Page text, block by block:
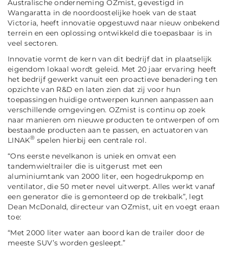
Australische onderneming OZmist, gevestigd in
Wangaratta in de noordoostelijke hoek van de staat
Victoria, heeft innovatie opgestuwd naar nieuw onbekend
terrein en een oplossing ontwikkeld die toepasbaar is in
veel sectoren.
Innovatie vormt de kern van dit bedrijf dat in plaatselijk
eigendom lokaal wordt geleid. Met 20 jaar ervaring heeft
het bedrijf gewerkt vanuit een proactieve benadering ten
opzichte van R&D en laten zien dat zij voor hun
toepassingen huidige ontwerpen kunnen aanpassen aan
verschillende omgevingen. OZmist is continu op zoek
naar manieren om nieuwe producten te ontwerpen of om
bestaande producten aan te passen, en actuatoren van
LINAK® spelen hierbij een centrale rol.
“Ons eerste nevelkanon is uniek en omvat een
tandemwieltrailer die is uitgerust met een
aluminiumtank van 2000 liter, een hogedrukpomp en
ventilator, die 50 meter nevel uitwerpt. Alles werkt vanaf
een generator die is gemonteerd op de trekbalk”, legt
Dean McDonald, directeur van OZmist, uit en voegt eraan
toe:
“Met 2000 liter water aan boord kan de trailer door de
meeste SUV’s worden gesleept.”